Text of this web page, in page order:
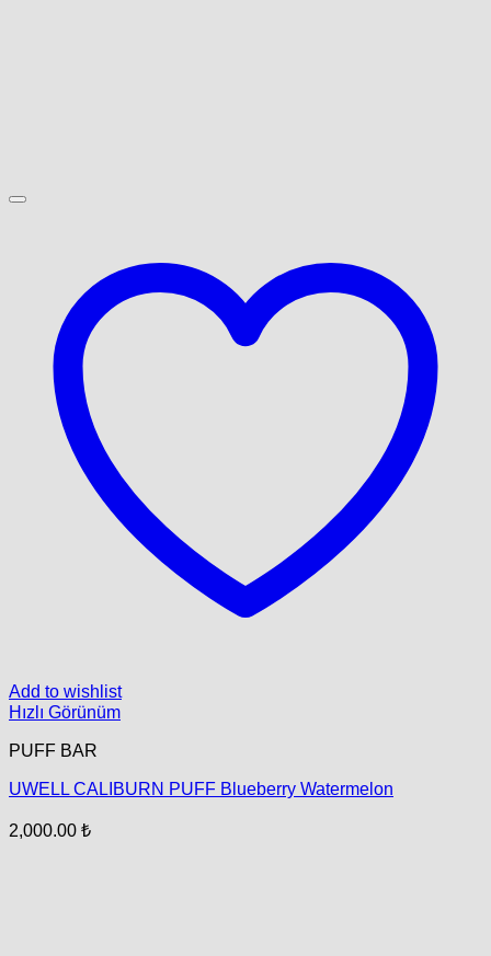
Add to wishlist
Hızlı Görünüm
PUFF BAR
UWELL CALIBURN PUFF Blueberry Watermelon
2,000.00 ₺